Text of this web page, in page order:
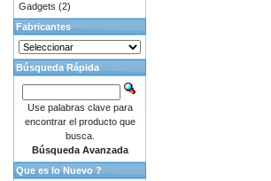
Gadgets (2)
Fabricantes
Búsqueda Rápida
Use palabras clave para
encontrar el producto que
busca.
Búsqueda Avanzada
Que es lo Nuevo ?